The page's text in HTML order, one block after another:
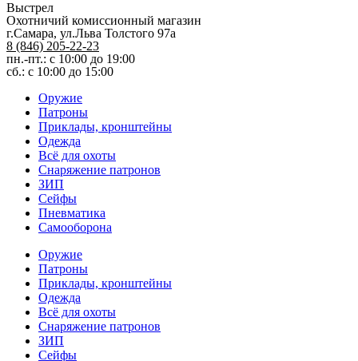
Выстрел
Охотничий комиссионный магазин
г.Самара, ул.Льва Толстого 97а
8 (846) 205-22-23
пн.-пт.: с 10:00 до 19:00
сб.: с 10:00 до 15:00
Оружие
Патроны
Приклады, кронштейны
Одежда
Всё для охоты
Снаряжение патронов
ЗИП
Сейфы
Пневматика
Самооборона
Оружие
Патроны
Приклады, кронштейны
Одежда
Всё для охоты
Снаряжение патронов
ЗИП
Сейфы